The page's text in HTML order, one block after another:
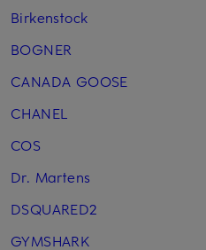
Birkenstock
BOGNER
CANADA GOOSE
CHANEL
COS
Dr. Martens
DSQUARED2
GYMSHARK